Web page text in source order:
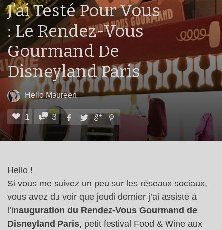
J’ai Testé Pour Vous
: Le Rendez-Vous
Gourmand De
Disneyland Paris
Hello Maureen
1 3
Hello !
Si vous me suivez un peu sur les réseaux sociaux,
vous avez du voir que jeudi dernier j’ai assisté à
l’inauguration du Rendez-Vous Gourmand de
Disneyland Paris, petit festival Food & Wine aux